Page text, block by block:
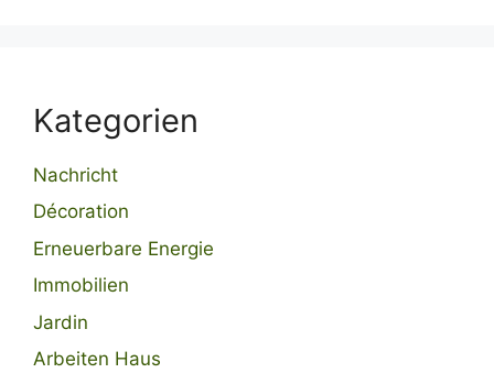
Kategorien
Nachricht
Décoration
Erneuerbare Energie
Immobilien
Jardin
Arbeiten Haus